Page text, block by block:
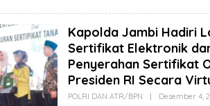
Kapolda Jambi Hadiri
Sertifikat Elektronik
Penyerahan Sertifikat
Presiden RI Secara
POLRI DAN ATR/BPN Desember 4,